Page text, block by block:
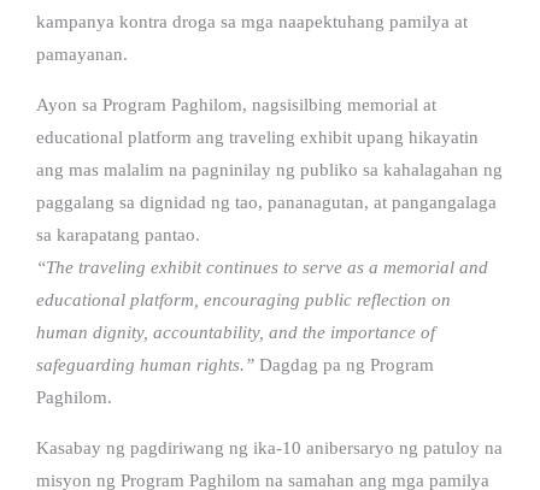
kampanya kontra droga sa mga naapektuhang pamilya at
pamayanan.
Ayon sa Program Paghilom, nagsisilbing memorial at
educational platform ang traveling exhibit upang hikayatin
ang mas malalim na pagninilay ng publiko sa kahalagahan ng
paggalang sa dignidad ng tao, pananagutan, at pangangalaga
sa karapatang pantao.
“The traveling exhibit continues to serve as a memorial and
educational platform, encouraging public reflection on
human dignity, accountability, and the importance of
safeguarding human rights.” Dagdag pa ng Program
Paghilom.
Kasabay ng pagdiriwang ng ika-10 anibersaryo ng patuloy na
misyon ng Program Paghilom na samahan ang mga pamilya